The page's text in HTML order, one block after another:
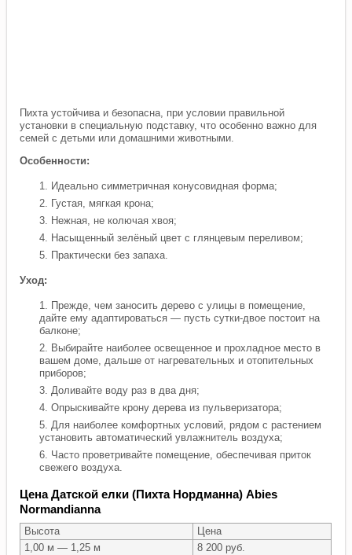
Пихта устойчива и безопасна, при условии правильной
установки в специальную подставку, что особенно важно для
семей с детьми или домашними животными.
Особенности:
Идеально симметричная конусовидная форма;
Густая, мягкая крона;
Нежная, не колючая хвоя;
Насыщенный зелёный цвет с глянцевым переливом;
Практически без запаха.
Уход:
Прежде, чем заносить дерево с улицы в помещение,
дайте ему адаптироваться — пусть сутки-двое постоит на
балконе;
Выбирайте наиболее освещенное и прохладное место в
вашем доме, дальше от нагревательных и отопительных
приборов;
Доливайте воду раз в два дня;
Опрыскивайте крону дерева из пульверизатора;
Для наиболее комфортных условий, рядом с растением
установить автоматический увлажнитель воздуха;
Часто проветривайте помещение, обеспечивая приток
свежего воздуха.
Цена Датской елки (Пихта Нордманна) Abies
Normandianna
Высота
Цена
1,00 м — 1,25 м
8 200 руб.